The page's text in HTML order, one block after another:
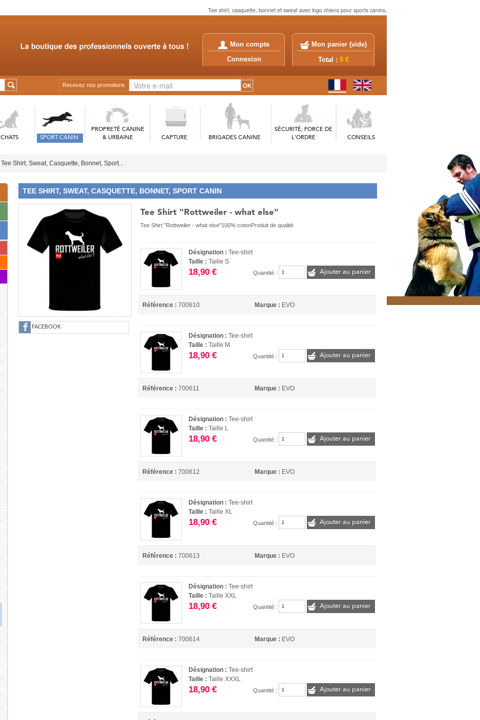
Tee shirt, casquette, bonnet et sweat avec logo chiens pour sports canins,
Mon compte
Connexion
Mon panier (vide)
Total : 0 €
Recevez nos promotions
CHATS SPORT CANIN
PROPRETÉ CANINE
& URBAINE
CAPTURE BRIGADES CANINE
SÉCURITÉ, FORCE DE
L'ORDRE
CONSEILS
Tee Shirt, Sweat, Casquette, Bonnet, Sport...
TEE SHIRT, SWEAT, CASQUETTE, BONNET, SPORT CANIN
FACEBOOK
Tee Shirt "Rottweiler - what else"
Tee Shirt "Rottweiler - what else"100% cotonProduit de qualité
Désignation :Tee-shirt
Taille :Taille S
18,90 € Quantité : Ajouter au panier
Référence : 700610 Marque : EVO
Désignation :Tee-shirt
Taille :Taille M
18,90 € Quantité : Ajouter au panier
Référence : 700611 Marque : EVO
Désignation :Tee-shirt
Taille :Taille L
18,90 € Quantité : Ajouter au panier
Référence : 700612 Marque : EVO
Désignation :Tee-shirt
Taille :Taille XL
18,90 € Quantité : Ajouter au panier
Référence : 700613 Marque : EVO
Désignation :Tee-shirt
Taille :Taille XXL
18,90 € Quantité : Ajouter au panier
Référence : 700614 Marque : EVO
Désignation :Tee-shirt
Taille :Taille XXXL
18,90 € Quantité : Ajouter au panier